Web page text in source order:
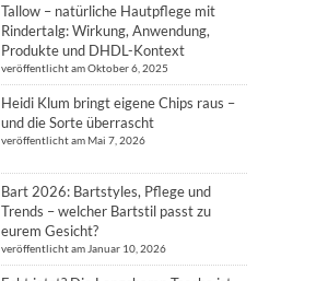
Tallow – natürliche Hautpflege mit
Rindertalg: Wirkung, Anwendung,
Produkte und DHDL-Kontext
veröffentlicht am Oktober 6, 2025
Heidi Klum bringt eigene Chips raus –
und die Sorte überrascht
veröffentlicht am Mai 7, 2026
Bart 2026: Bartstyles, Pflege und
Trends – welcher Bartstil passt zu
eurem Gesicht?
veröffentlicht am Januar 10, 2026